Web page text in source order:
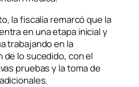
la fiscalía remarcó que la
en una etapa inicial y
trabajando en la
lo sucedido, con el
pruebas y la toma de